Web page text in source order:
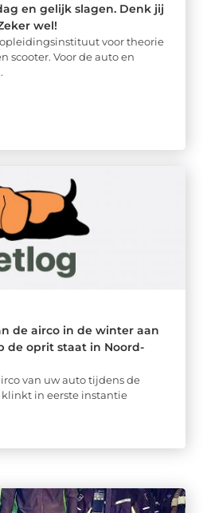
en gelijk slagen. Denk jij
wel!
voor theorie
scooter. Voor de auto en
de airco in de winter aan
de oprit staat in Noord-
van uw auto tijdens de
in eerste instantie